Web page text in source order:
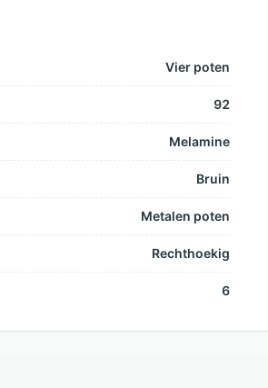
Vier poten
92
Melamine
Bruin
Metalen poten
Rechthoekig
6